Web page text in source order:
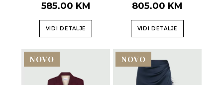
585.00 KM
VIDI DETALJE
805.00 KM
VIDI DETALJE
NOVO NOVO